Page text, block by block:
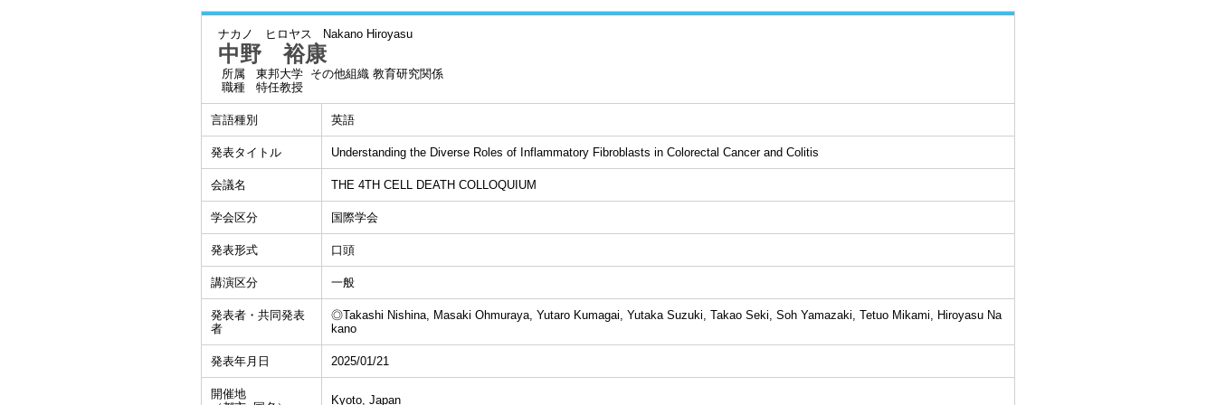
ナカノ ヒロヤス Nakano Hiroyasu
中野 裕康
所属
東邦大学 その他組織 教育研究関係
職種
特任教授
言語種別 英語
発表タイトル Understanding the Diverse Roles of Inflammatory Fibroblasts in Colorectal Cancer and Colitis
会議名 THE 4TH CELL DEATH COLLOQUIUM
学会区分 国際学会
発表形式 口頭
講演区分 一般
発表者・共同発表
者
◎Takashi Nishina, Masaki Ohmuraya, Yutaro Kumagai, Yutaka Suzuki, Takao Seki, Soh Yamazaki, Tetuo Mikami, Hiroyasu Na
kano
発表年月日 2025/01/21
開催地
Kyoto, Japan